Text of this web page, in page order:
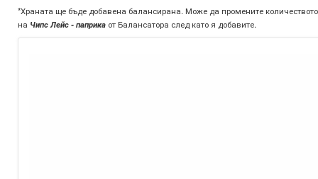
*Храната ще бъде добавена балансирана. Може да промените количеството
на Чипс Лейс - паприка от Балансатора след като я добавите.